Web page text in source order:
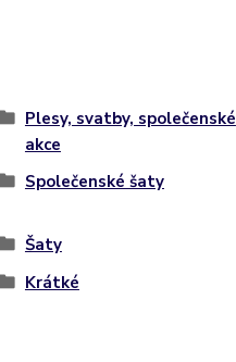
Plesy, svatby, společenské
akce
Společenské šaty
Šaty
Krátké